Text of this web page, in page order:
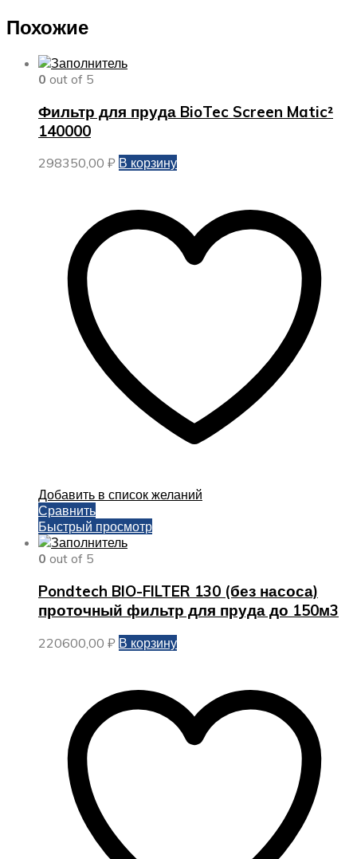
Похожие
0 out of 5
Фильтр для пруда BioTec Screen Matic²
140000
298350,00 ₽ В корзину
Добавить в список желаний
Сравнить
Быстрый просмотр
0 out of 5
Pondtech BIO-FILTER 130 (без насоса)
проточный фильтр для пруда до 150м3
220600,00 ₽ В корзину